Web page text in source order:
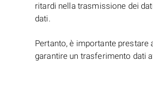
ritardi nella trasmissione dei
dati.
Pertanto, è importante
garantire un trasferimento dati